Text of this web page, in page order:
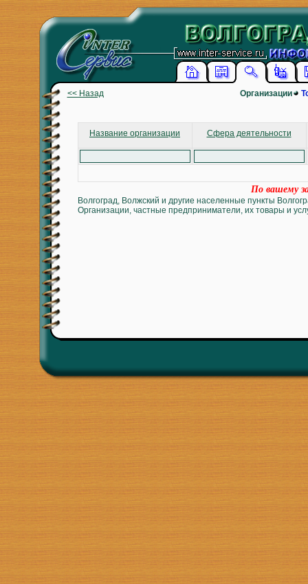
<< Назад Организации
Название организации Сфера деятельности
По вашему
Волгоград, Волжский и другие населенные пункты
Организации, частные предприниматели, их товары и